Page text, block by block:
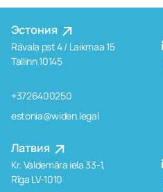
Эстония
Rävala pst 4 / Laikmaa 15
Tallinn 10145
+3726400250
estonia@widen.legal
Латвия
Kr. Valdemāra iela 33-1,
Rīga LV-1010